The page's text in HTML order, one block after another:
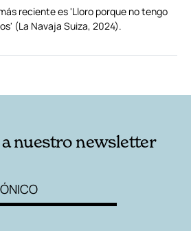
reciente es 'Lloro porque no tengo
(La Navaja Suiza, 2024).
nuestro newsletter